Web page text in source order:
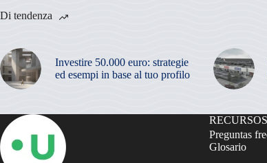
Di tendenza
Investire 50.000 euro: strategie
ed esempi in base al tuo profilo
RECURSOS
Preguntas
Glosario